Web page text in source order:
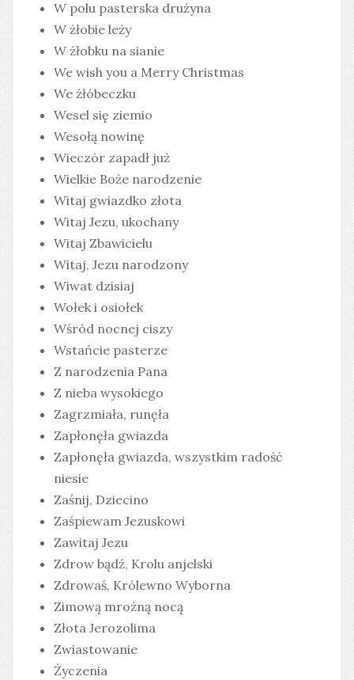
W polu pasterska drużyna
W żłobie leży
W żłobku na sianie
We wish you a Merry Christmas
We żłóbeczku
Wesel się ziemio
Wesołą nowinę
Wieczór zapadł już
Wielkie Boże narodzenie
Witaj gwiazdko złota
Witaj Jezu, ukochany
Witaj Zbawicielu
Witaj, Jezu narodzony
Wiwat dzisiaj
Wołek i osiołek
Wśród nocnej ciszy
Wstańcie pasterze
Z narodzenia Pana
Z nieba wysokiego
Zagrzmiała, runęła
Zapłonęła gwiazda
Zapłonęła gwiazda, wszystkim radość
niesie
Zaśnij, Dziecino
Zaśpiewam Jezuskowi
Zawitaj Jezu
Zdrow bądź, Krolu anjelski
Zdrowaś, Królewno Wyborna
Zimową mroźną nocą
Złota Jerozolima
Zwiastowanie
Życzenia